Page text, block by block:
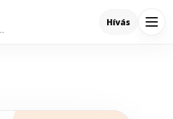
Mozgás Stúdió · Dunakeszi
Hívás